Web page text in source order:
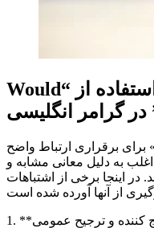
از “Would
در گرامر انگلیسی
» برای برقراری ارتباط واضح
به دلیل معانی مشابه و
در اینجا برخی از اشتباهات